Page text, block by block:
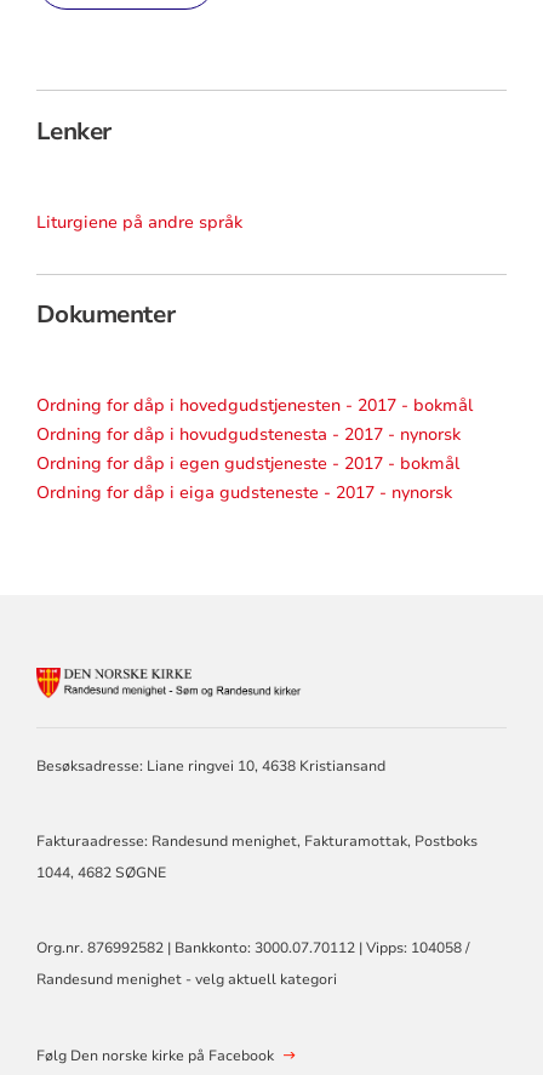
Lenker
Liturgiene på andre språk
Dokumenter
Ordning for dåp i hovedgudstjenesten - 2017 - bokmål
Ordning for dåp i hovudgudstenesta - 2017 - nynorsk
Ordning for dåp i egen gudstjeneste - 2017 - bokmål
Ordning for dåp i eiga gudsteneste - 2017 - nynorsk
-
RANDESUND
Besøksadresse: Liane ringvei 10, 4638 Kristiansand
Fakturaadresse: Randesund menighet, Fakturamottak, Postboks
1044, 4682 SØGNE
Org.nr. 876992582 | Bankkonto: 3000.07.70112 | Vipps: 104058 /
Randesund menighet - velg aktuell kategori
Følg Den norske kirke på Facebook